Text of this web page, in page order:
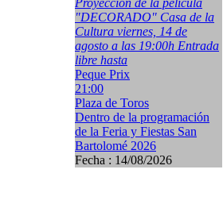
Proyección de la película
"DECORADO" Casa de la
Cultura viernes, 14 de
agosto a las 19:00h Entrada
libre hasta
Peque Prix
21:00
Plaza de Toros
Dentro de la programación
de la Feria y Fiestas San
Bartolomé 2026
Fecha : 14/08/2026